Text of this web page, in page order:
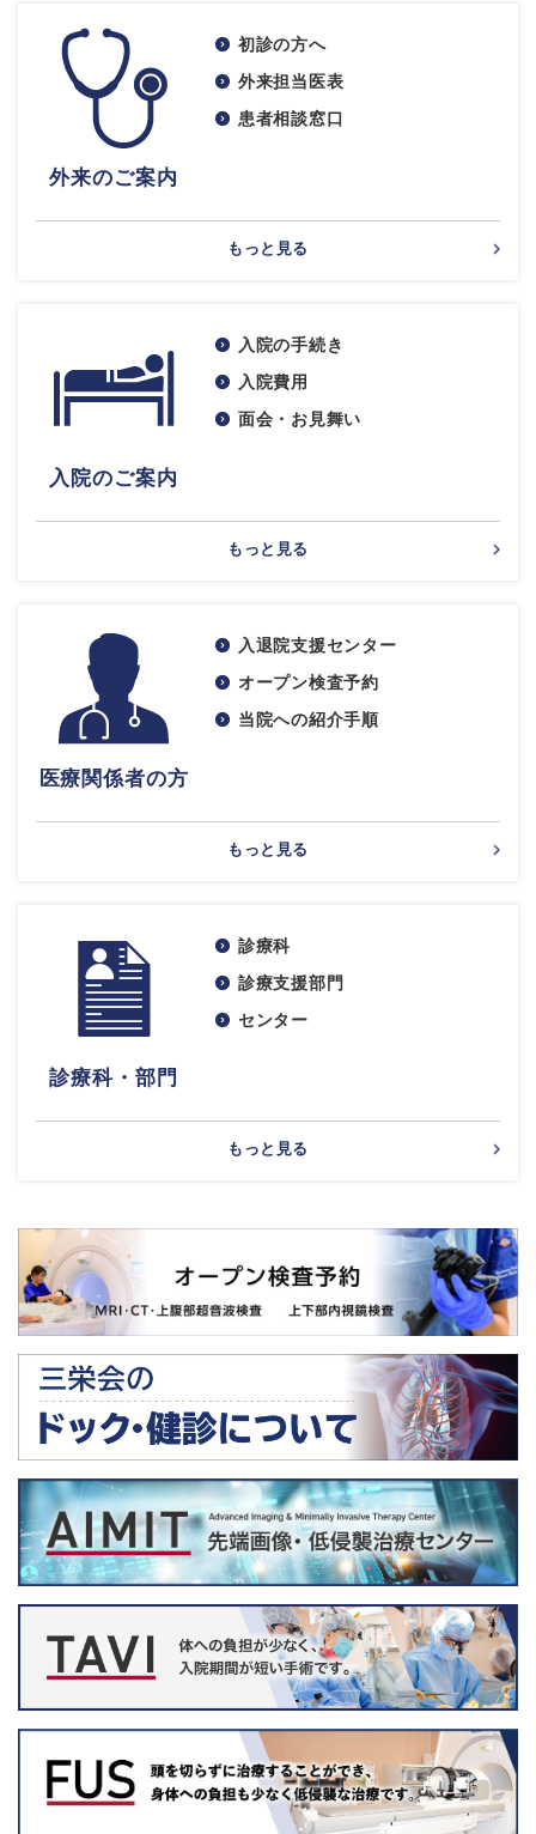
外来のご案内
初診の方へ
外来担当医表
患者相談窓口
もっと見る
入院のご案内
入院の手続き
入院費用
面会・お見舞い
もっと見る
医療関係者の方
入退院支援センター
オープン検査予約
当院への紹介手順
もっと見る
診療科・部門
診療科
診療支援部門
センター
もっと見る